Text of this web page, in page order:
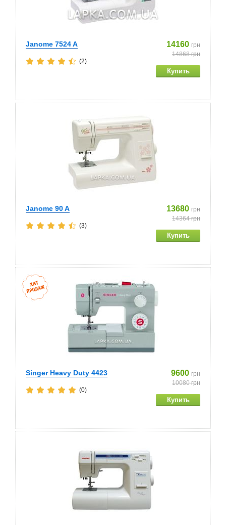
Janome 7524 A 14160 грн
14868грн
(2)
Janome 90 A 13680 грн
14364грн
(3)
Singer Heavy Duty 4423 9600 грн
10080грн
(0)